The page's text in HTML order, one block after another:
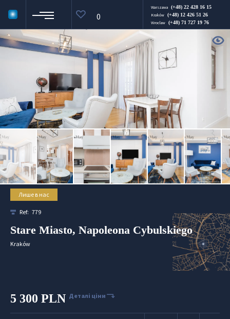
0
Warszawa (+48) 22 428 16 15
Kraków (+48) 12 426 51 26
Wroclaw (+48) 71 727 19 76
Лише в нас
Ref: 779
Stare Miasto, Napoleona Cybulskiego
Kraków
5 300 PLN Деталі ціни